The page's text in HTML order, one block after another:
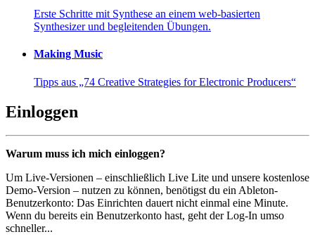
Erste Schritte mit Synthese an einem web-basierten
Synthesizer und begleitenden Übungen.
Making Music
Tipps aus „74 Creative Strategies for Electronic Producers“
Einloggen
Warum muss ich mich einloggen?
Um Live-Versionen – einschließlich Live Lite und unsere kostenlose
Demo-Version – nutzen zu können, benötigst du ein Ableton-
Benutzerkonto: Das Einrichten dauert nicht einmal eine Minute.
Wenn du bereits ein Benutzerkonto hast, geht der Log-In umso
schneller...